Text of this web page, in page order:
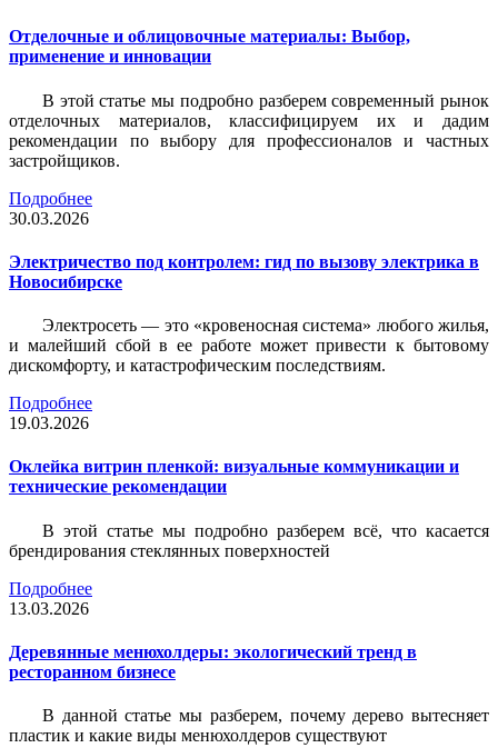
Отделочные и облицовочные материалы: Выбор,
применение и инновации
В этой статье мы подробно разберем современный рынок
отделочных материалов, классифицируем их и дадим
рекомендации по выбору для профессионалов и частных
застройщиков.
Подробнее
30.03.2026
Электричество под контролем: гид по вызову электрика в
Новосибирске
Электросеть — это «кровеносная система» любого жилья,
и малейший сбой в ее работе может привести к бытовому
дискомфорту, и катастрофическим последствиям.
Подробнее
19.03.2026
Оклейка витрин пленкой: визуальные коммуникации и
технические рекомендации
В этой статье мы подробно разберем всё, что касается
брендирования стеклянных поверхностей
Подробнее
13.03.2026
Деревянные менюхолдеры: экологический тренд в
ресторанном бизнесе
В данной статье мы разберем, почему дерево вытесняет
пластик и какие виды менюхолдеров существуют